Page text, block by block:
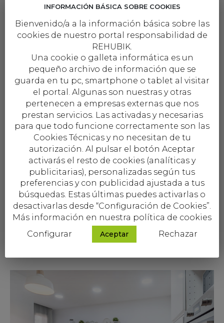
· ¿Cocináis habitualmente?
· ¿Os gusta cocinar o lo hacéis porque hay
que comer?
· ¿Con qué frecuencia haces la compra?
· ¿Sueles fregar después de comer o va
todo directo al lavavajillas?
· ¿Cuántos dispositivos sueles enchufar a
la vez?
· ¿Ves la televisión en la cocina?
INFORMACIÓN BÁSICA SOBRE COOKIES
Bienvenido/a a la información básica sobre las
cookies de nuestro portal responsabilidad de
REHUBIK.
Una cookie o galleta informática es un
pequeño archivo de información que se
guarda en tu pc, smartphone o tablet al visitar
el portal. Algunas son nuestras y otras
pertenecen a empresas externas que nos
prestan servicios. Las activadas y necesarias
para que todo funcione correctamente son las
Cookies Técnicas y no necesitan de tu
autorización. Al pulsar el botón Aceptar
activarás el resto de cookies (analíticas y
publicitarias), personalizadas según tus
preferencias y con publicidad ajustada a tus
búsquedas. Estas últimas puedes activarlas o
desactivarlas desde “Configuración de Cookies”.
Más información en nuestra política de cookies
Configurar
Aceptar Rechazar